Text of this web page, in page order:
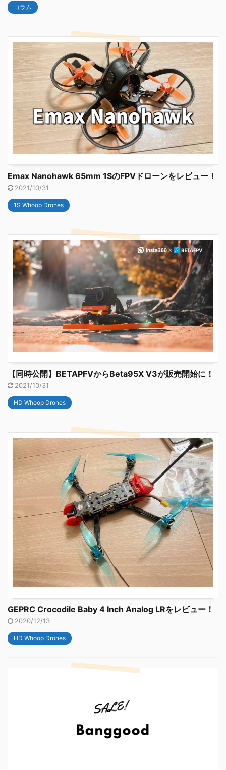
コラム
Emax Nanohawk 65mm 1SのFPVドローンをレビュー！
2021/10/31
1S Whoop Drones
【同時公開】BETAPFVからBeta95X V3が販売開始に！
2021/10/31
HD Whoop Drones
GEPRC Crocodile Baby 4 Inch Analog LRをレビュー！
2020/12/13
HD Whoop Drones